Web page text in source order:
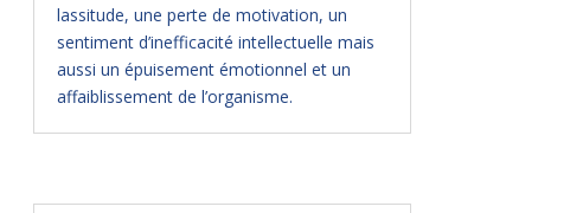
lassitude, une perte de motivation, un
sentiment d’inefficacité intellectuelle mais
aussi un épuisement émotionnel et un
affaiblissement de l’organisme.